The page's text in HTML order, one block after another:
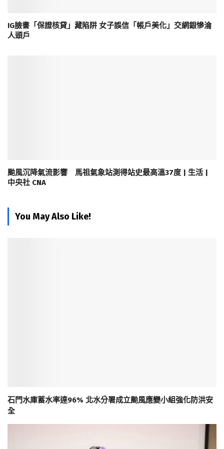
IG臉書「保證核貸」藏陷阱 女子誤信「帳戶美化」交網銀慘淪
人頭戶
颱風沉降氣流影響 馬祖氣象站測得站史最高溫37度 | 生活 |
中央社 CNA
You May Also Like!
石門水庫蓄水率達96% 北水分署成立颱風應變小組強化防洪安
全